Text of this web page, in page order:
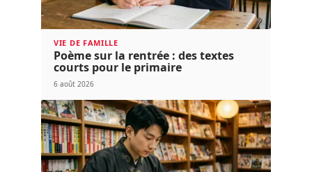
VIE DE FAMILLE
Poème sur la rentrée : des textes
courts pour le primaire
6 août 2026